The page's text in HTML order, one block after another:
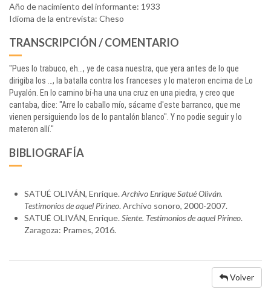
Año de nacimiento del informante: 1933
Idioma de la entrevista: Cheso
TRANSCRIPCIÓN / COMENTARIO
"Pues lo trabuco, eh…, ye de casa nuestra, que yera antes de lo que
dirigiba los …, la batalla contra los franceses y lo materon encima de Lo
Puyalón. En lo camino bí-ha una una cruz en una piedra, y creo que
cantaba, dice: "Arre lo caballo mío, sácame d'este barranco, que me
vienen persiguiendo los de lo pantalón blanco". Y no podie seguir y lo
materon allí."
BIBLIOGRAFÍA
SATUÉ OLIVÁN, Enrique. Archivo Enrique Satué Oliván.
Testimonios de aquel Pirineo. Archivo sonoro, 2000-2007.
SATUÉ OLIVÁN, Enrique. Siente. Testimonios de aquel Pirineo.
Zaragoza: Prames, 2016.
Volver